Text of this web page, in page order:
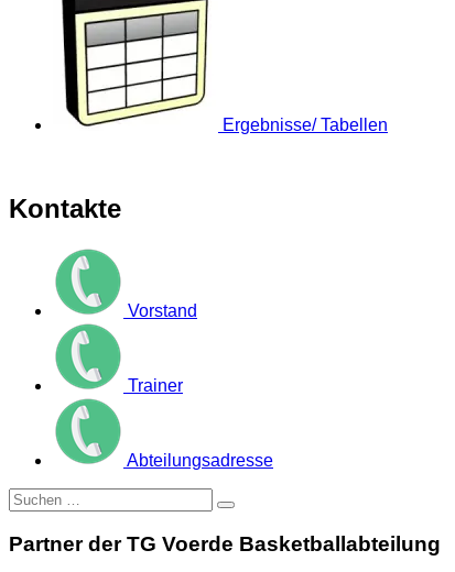
Ergebnisse/ Tabellen
Kontakte
Vorstand
Trainer
Abteilungsadresse
Suche
nach:
Partner der TG Voerde Basketballabteilung